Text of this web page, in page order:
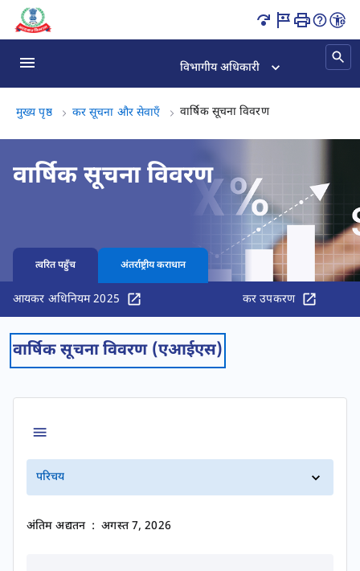
वार्षिक सूचना विवरण (AIS) ऑनलाइन पृष्ठ लोड हो गया
विभागीय अधिकारी
मुख्य पृष्ठ कर सूचना और सेवाएँ वार्षिक सूचना विवरणवार्षिक सूचना
वार्षिक सूचना विवरण
त्वरित पहुँच अंतर्राष्ट्रीय कराधान
आयकर अधिनियम 2025 कर उपकरण
वार्षिक सूचना विवरण (एआईएस)
परिचय
अंतिम अद्यतन : अगस्त 7, 2026